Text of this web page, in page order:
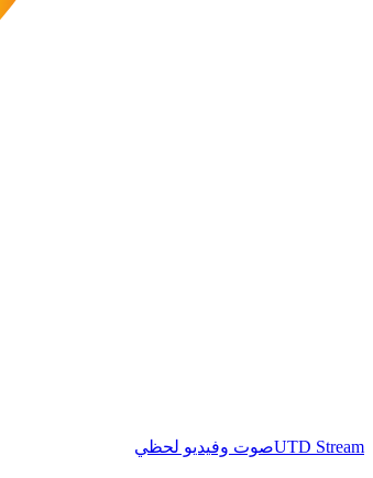
UTD Streamصوت وفيديو لحظي